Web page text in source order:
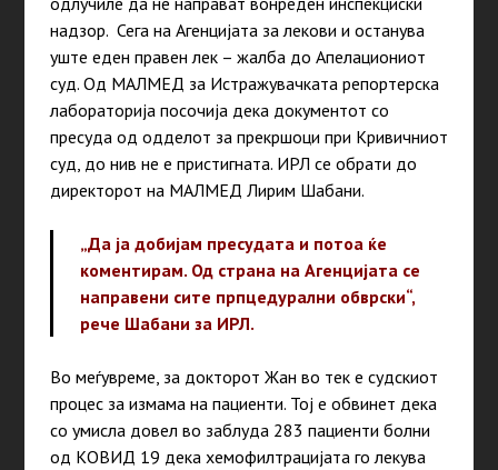
надзор. Сега на Агенцијата за лекови и останува
уште еден правен лек – жалба до Апелациониот
суд. Од МАЛМЕД за Истражувачката репортерска
лабораторија посочија дека документот со
пресуда од одделот за прекршоци при Кривичниот
суд, до нив не е пристигната. ИРЛ се обрати до
директорот на МАЛМЕД Лирим Шабани.
„Да ја добијам пресудата и потоа ќе
коментирам. Од страна на Агенцијата се
направени сите прпцедурални обврски“,
рече Шабани за ИРЛ.
Во меѓувреме, за докторот Жан во тек е судскиот
процес за измама на пациенти. Тој е обвинет дека
со умисла довел во заблуда 283 пациенти болни
од КОВИД 19 дека хемофилтрацијата го лекува